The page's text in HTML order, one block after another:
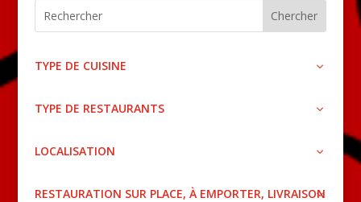
TYPE DE CUISINE
TYPE DE RESTAURANTS
LOCALISATION
RESTAURATION SUR PLACE, À EMPORTER, LIVRAISON